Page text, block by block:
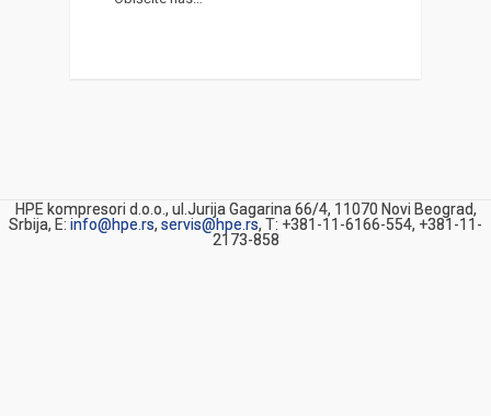
HPE kompresori d.o.o., ul.Jurija Gagarina 66/4, 11070 Novi Beograd,
Srbija, E: info@hpe.rs, servis@hpe.rs, T: +381-11-6166-554, +381-11-
2173-858